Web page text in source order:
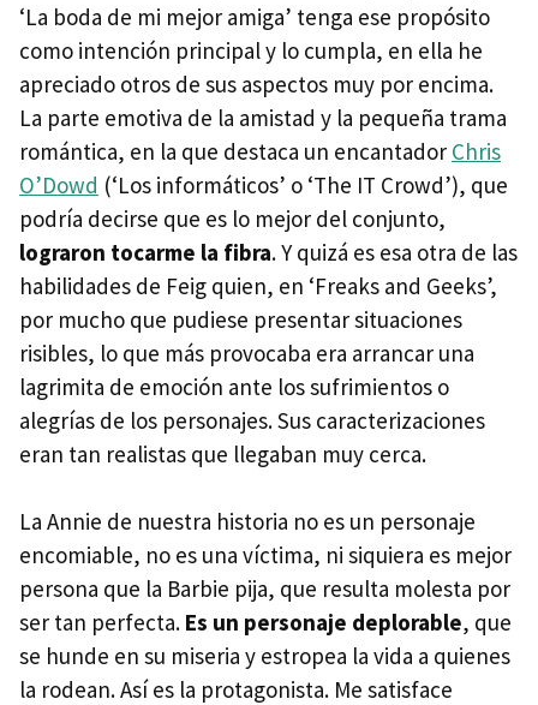
‘La boda de mi mejor amiga’ tenga ese propósito
como intención principal y lo cumpla, en ella he
apreciado otros de sus aspectos muy por encima.
La parte emotiva de la amistad y la pequeña trama
romántica, en la que destaca un encantador Chris
O’Dowd (‘Los informáticos’ o ‘The IT Crowd’), que
podría decirse que es lo mejor del conjunto,
lograron tocarme la fibra. Y quizá es esa otra de las
habilidades de Feig quien, en ‘Freaks and Geeks’,
por mucho que pudiese presentar situaciones
risibles, lo que más provocaba era arrancar una
lagrimita de emoción ante los sufrimientos o
alegrías de los personajes. Sus caracterizaciones
eran tan realistas que llegaban muy cerca.
La Annie de nuestra historia no es un personaje
encomiable, no es una víctima, ni siquiera es mejor
persona que la Barbie pija, que resulta molesta por
ser tan perfecta. Es un personaje deplorable, que
se hunde en su miseria y estropea la vida a quienes
la rodean. Así es la protagonista. Me satisface